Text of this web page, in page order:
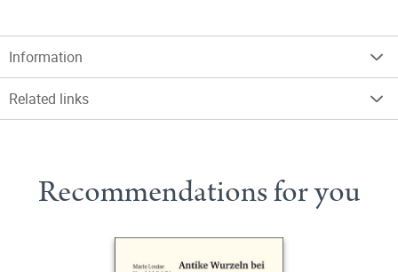
Information
Related links
Recommendations for you